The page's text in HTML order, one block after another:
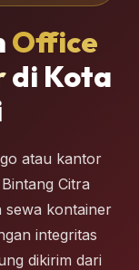
Office
di Kota
atau kantor
Citra
sewa kontainer
integritas
dikirim dari